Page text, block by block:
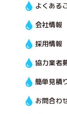
よくある
会社情報
採用情報
協力業者
簡単見積
お問合わ